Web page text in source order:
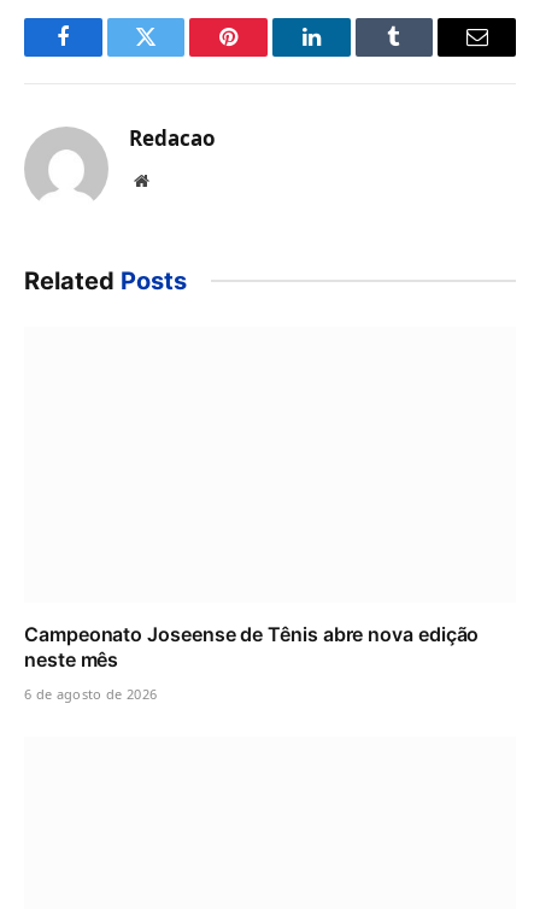
FacebookTwitter Pinterest LinkedInTumblr Email
Redacao
Website
Related Posts
Campeonato Joseense de Tênis abre nova edição
neste mês
6 de agosto de 2026